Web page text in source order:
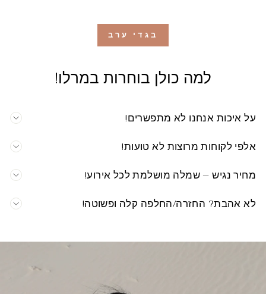
בגדי ערב
למה כולן בוחרות במרלו!
על איכות אנחנו לא מתפשרים!
אלפי לקוחות מרוצות לא טועות!
מחיר נגיש – שמלה מושלמת לכל אירוע!
לא אהבת? החזרה/החלפה קלה ופשוטה!